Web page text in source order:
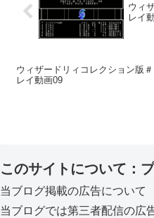
ウィ
レイ
ウィザードリィコレクション版
レイ動画09
このサイトについて：
当ブログ掲載の広告について
当ブログでは第三者配信の広